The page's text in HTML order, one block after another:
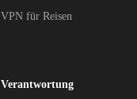
VPN für Reisen
Verantwortung